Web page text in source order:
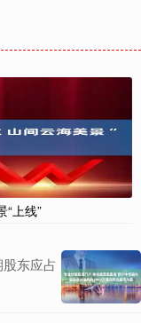
“上线”
东应占